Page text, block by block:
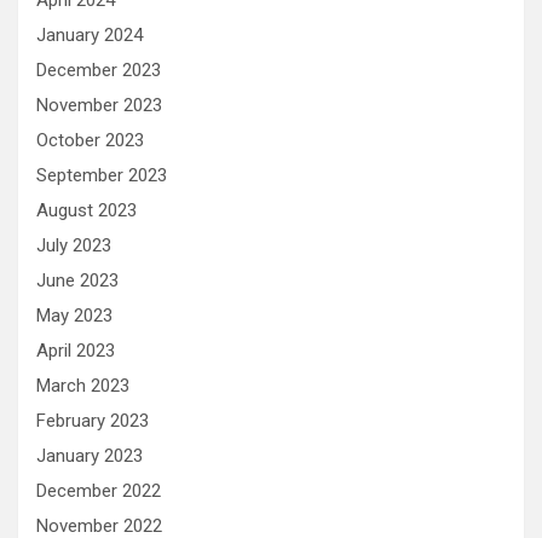
January 2024
December 2023
November 2023
October 2023
September 2023
August 2023
July 2023
June 2023
May 2023
April 2023
March 2023
February 2023
January 2023
December 2022
November 2022